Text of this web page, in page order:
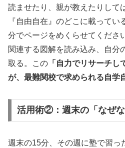
読ませたり、親が教えたりして
『自由自在』のどこに載ってい
分でページをめくらせてくださ
関連する図解を読み込み、自分
取る。この 「自力でリサーチ
が、最難関校で求められる自学
活用術②：週末の「なぜな
週末の15分、その週に塾で習っ